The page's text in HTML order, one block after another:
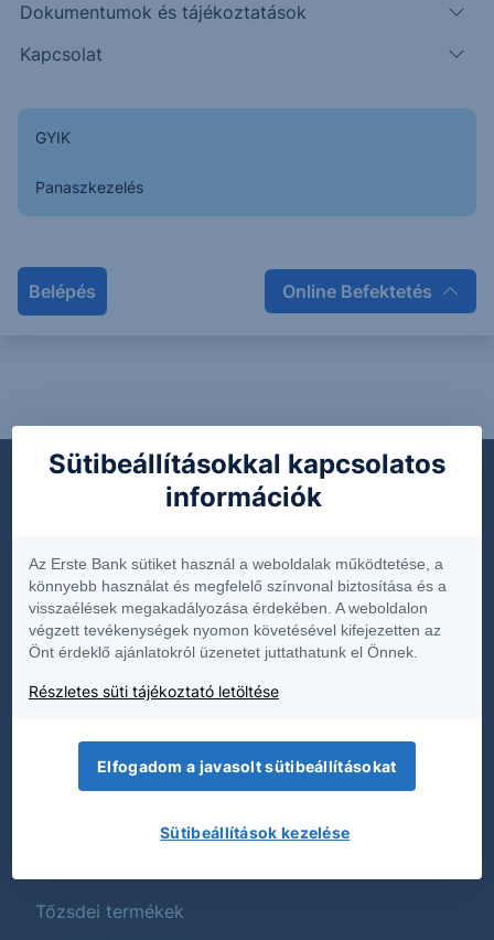
Dokumentumok és tájékoztatások
Kapcsolat
GYIK
Panaszkezelés
Belépés Online Befektetés
Közzététel a 4.10% ERSTE Group USD Note
Közzététel a 4.10% ERSTE Group USD Note
22-24 (AT0000A32067) kamatfizetéséről
Kötvény közzétételek
4.10% ERSTE Group USD Note 22-24 -
Díjjegyzékek
Hirdetmények
Közzétételek
Üzletszabályzat
Termék és költségtájékoztatók
Fenntarthatóság
Tőzsdei termékek
Sütibeállításokkal kapcsolatos
információk
Az Erste Bank sütiket használ a weboldalak működtetése, a
könnyebb használat és megfelelő színvonal biztosítása és a
visszaélések megakadályozása érdekében. A weboldalon
végzett tevékenységek nyomon követésével kifejezetten az
Önt érdeklő ajánlatokról üzenetet juttathatunk el Önnek.
Részletes süti tájékoztató letöltése
Elfogadom a javasolt sütibeállításokat
Sütibeállítások kezelése